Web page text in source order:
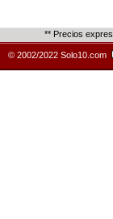
** Precios
© 2002/2022 Solo10.com